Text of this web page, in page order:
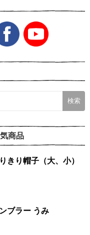
商品
きり帽子（大、小）
ノラネコぐんだん タンブラー うみ